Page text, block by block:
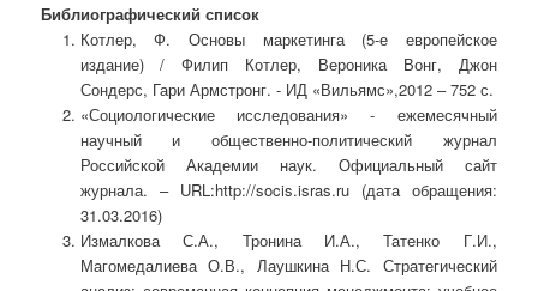
Библиографический список
Котлер, Ф. Основы маркетинга (5-е европейское
издание) / Филип Котлер, Вероника Вонг, Джон
Сондерс, Гари Армстронг. - ИД «Вильямс»,2012 – 752 с.
«Социологические исследования» - ежемесячный
научный и общественно-политический журнал
Российской Академии наук. Официальный сайт
журнала. – URL:http://socis.isras.ru (дата обращения:
31.03.2016)
Измалкова С.А., Тронина И.А., Татенко Г.И.,
Магомедалиева О.В., Лаушкина Н.С. Стратегический